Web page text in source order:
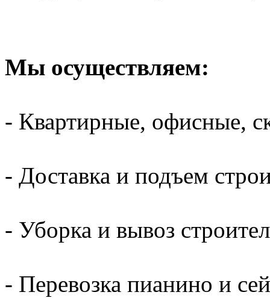
Мы осуществляем:
- Квартирные, офисные,
- Доставка и подъем
- Уборка и вывоз
- Перевозка пианино и